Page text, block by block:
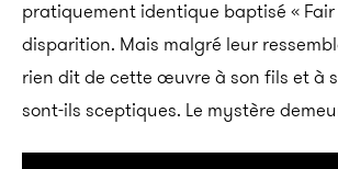
pratiquement identique baptisé « Fair
disparition. Mais malgré leur
rien dit de cette œuvre à son fils et à
sont-ils sceptiques. Le mystère